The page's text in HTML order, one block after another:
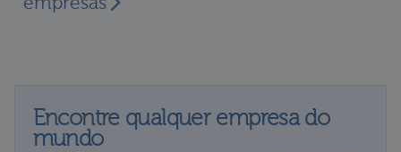
Encontre qualquer empresa do
mundo